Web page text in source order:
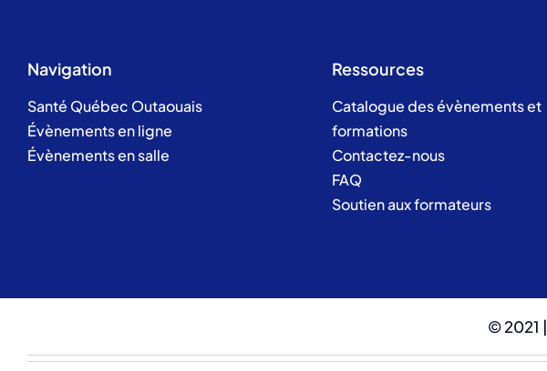
Navigation
Santé Québec Outaouais
Évènements en ligne
Évènements en salle
Ressources
Catalogue des évènements et
formations
Contactez-nous
FAQ
Soutien aux formateurs
© 2021 |